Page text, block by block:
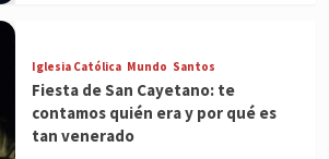
Iglesia Católica Mundo Santos
Fiesta de San Cayetano: te
contamos quién era y por qué es
tan venerado